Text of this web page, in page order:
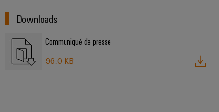
appareils
Stockage
d'énergie
Solutions
solutions
Automatisation
d'accès
Boîtiers
de
technique
PSIRT
Données
techniques
Presse
Presse
Downloads
Communiqué de presse
96,0 KB